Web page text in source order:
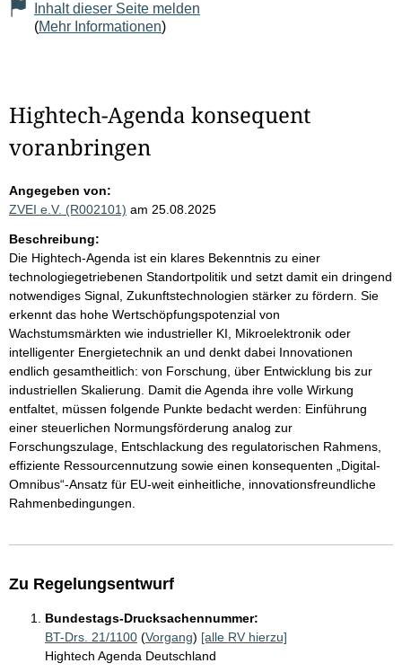
Inhalt dieser Seite melden
(Mehr Informationen)
Hightech-Agenda konsequent
voranbringen
Angegeben von:
ZVEI e.V. (R002101) am 25.08.2025
Beschreibung:
Die Hightech-Agenda ist ein klares Bekenntnis zu einer
technologiegetriebenen Standortpolitik und setzt damit ein dringend
notwendiges Signal, Zukunftstechnologien stärker zu fördern. Sie
erkennt das hohe Wertschöpfungspotenzial von
Wachstumsmärkten wie industrieller KI, Mikroelektronik oder
intelligenter Energietechnik an und denkt dabei Innovationen
endlich gesamtheitlich: von Forschung, über Entwicklung bis zur
industriellen Skalierung. Damit die Agenda ihre volle Wirkung
entfaltet, müssen folgende Punkte bedacht werden: Einführung
einer steuerlichen Normungsförderung analog zur
Forschungszulage, Entschlackung des regulatorischen Rahmens,
effiziente Ressourcennutzung sowie einen konsequenten „Digital-
Omnibus“-Ansatz für EU-weit einheitliche, innovationsfreundliche
Rahmenbedingungen.
Zu Regelungsentwurf
Bundestags-Drucksachennummer:
BT-Drs. 21/1100 (Vorgang) [alle RV hierzu]
Hightech Agenda Deutschland